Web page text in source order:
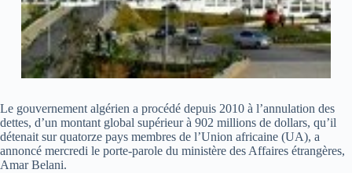
Le gouvernement algérien a procédé depuis 2010 à l’annulation des
dettes, d’un montant global supérieur à 902 millions de dollars, qu’il
détenait sur quatorze pays membres de l’Union africaine (UA), a
annoncé mercredi le porte-parole du ministère des Affaires étrangères,
Amar Belani.